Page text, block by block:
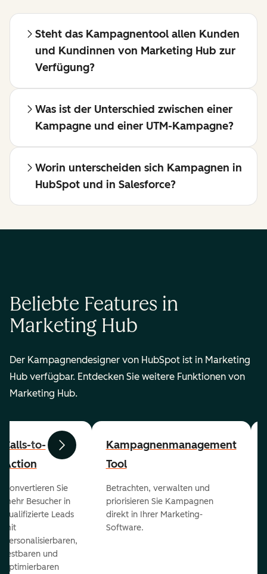
Steht das Kampagnentool allen Kunden
und Kundinnen von Marketing Hub zur
Verfügung?
Was ist der Unterschied zwischen einer
Kampagne und einer UTM-Kampagne?
Worin unterscheiden sich Kampagnen in
HubSpot und in Salesforce?
Beliebte Features in
Marketing Hub
Der Kampagnendesigner von HubSpot ist in Marketing
Hub verfügbar. Entdecken Sie weitere Funktionen von
Marketing Hub.
ZurückWeiter
Calls-to-
Action
Konvertieren Sie
mehr Besucher in
qualifizierte Leads
mit
personalisierbaren,
testbaren und
optimierbaren
Kampagnenmanagement
Tool
Betrachten, verwalten und
priorisieren Sie Kampagnen
direkt in Ihrer Marketing-
Software.